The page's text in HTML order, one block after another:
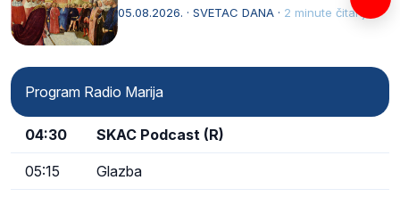
naziv, Sancta Maria…
05.08.2026. · SVETAC DANA · 2 minute čitanja
Program Radio Marija
04:30 SKAC Podcast (R)
05:15 Glazba